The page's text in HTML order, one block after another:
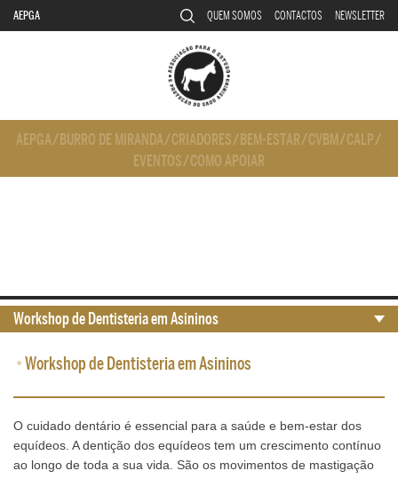
AEPGA QUEM SOMOS CONTACTOS NEWSLETTER
AEPGA/ BURRO DE MIRANDA/CRIADORES/ BEM-ESTAR/CVBM/CALP/
EVENTOS/COMO APOIAR
•Workshop de Dentisteria em Asininos
O cuidado dentário é essencial para a saúde e bem-estar dos
equídeos. A dentição dos equídeos tem um crescimento contínuo
ao longo de toda a sua vida. São os movimentos de mastigação
Workshop de Dentisteria em Asininos